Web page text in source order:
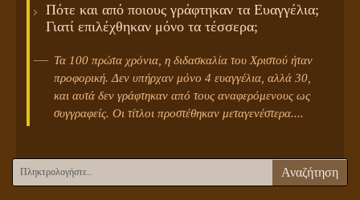
Πότε και από ποιους γράφτηκαν τα Ευαγγέλια;
Γιατί επιλέχθηκαν μόνο τα τέσσερα;
Τα 100 πρώτα χρόνια, η διδασκαλία του Χριστού ήταν
προφορική. Δεν υπήρχαν μόνο 4 ευαγγέλια, αλλά 30,
και αυτά δεν γράφτηκαν από τους αναφερόμενους ως
συγγραφείς. Οι τίτλοι προστέθηκαν μεταγενέστερα....
Αναζήτηση